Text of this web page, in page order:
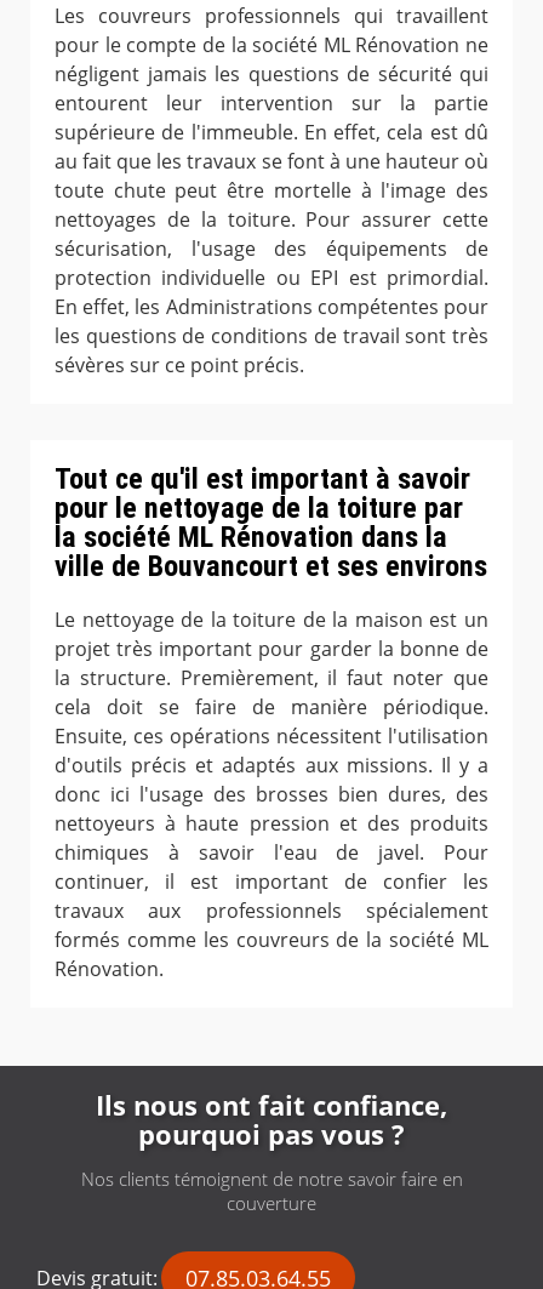
Les couvreurs professionnels qui travaillent
pour le compte de la société ML Rénovation ne
négligent jamais les questions de sécurité qui
entourent leur intervention sur la partie
supérieure de l'immeuble. En effet, cela est dû
au fait que les travaux se font à une hauteur où
toute chute peut être mortelle à l'image des
nettoyages de la toiture. Pour assurer cette
sécurisation, l'usage des équipements de
protection individuelle ou EPI est primordial.
En effet, les Administrations compétentes pour
les questions de conditions de travail sont très
sévères sur ce point précis.
Tout ce qu'il est important à savoir
pour le nettoyage de la toiture par
la société ML Rénovation dans la
ville de Bouvancourt et ses environs
Le nettoyage de la toiture de la maison est un
projet très important pour garder la bonne de
la structure. Premièrement, il faut noter que
cela doit se faire de manière périodique.
Ensuite, ces opérations nécessitent l'utilisation
d'outils précis et adaptés aux missions. Il y a
donc ici l'usage des brosses bien dures, des
nettoyeurs à haute pression et des produits
chimiques à savoir l'eau de javel. Pour
continuer, il est important de confier les
travaux aux professionnels spécialement
formés comme les couvreurs de la société ML
Rénovation.
Ils nous ont fait confiance,
pourquoi pas vous ?
Nos clients témoignent de notre savoir faire en
couverture
Devis gratuit: 07.85.03.64.55